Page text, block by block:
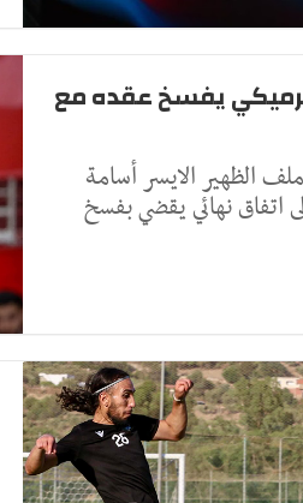
يفسخ عقده مع
الظهير الايسر أسامة
اتفاق نهائي يقضي بفسخ